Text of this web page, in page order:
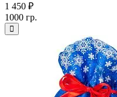
1 450 ₽
1000 гр.